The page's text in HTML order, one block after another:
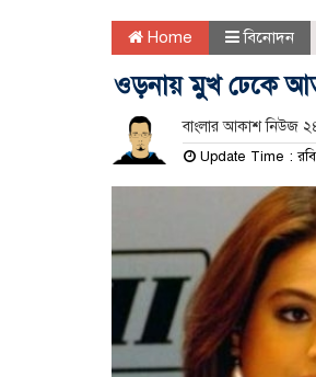
Home বিনোদন
ওড়নায় মুখ ঢেকে
বাংলার আকাশ নিউজ
Update Time :